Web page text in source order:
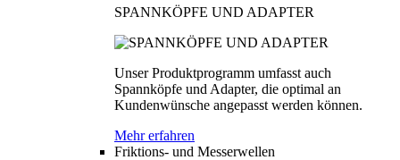
SPANNKÖPFE UND ADAPTER
Unser Produktprogramm umfasst auch
Spannköpfe und Adapter, die optimal an
Kundenwünsche angepasst werden können.
Mehr erfahren
Friktions- und Messerwellen